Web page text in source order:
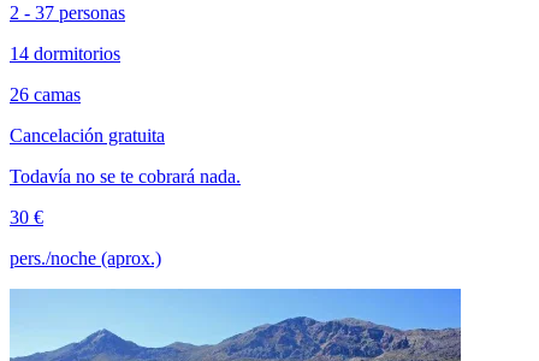
2 - 37 personas
14 dormitorios
26 camas
Cancelación gratuita
Todavía no se te cobrará nada.
30 €
pers./noche (aprox.)